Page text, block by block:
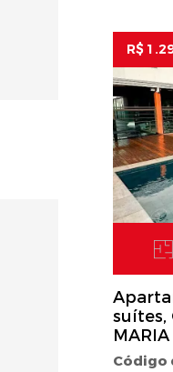
R$
suítes,
Código